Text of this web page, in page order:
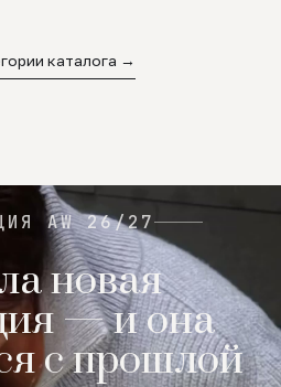
каталога →
AW 26/27
новая
— и она
с прошлой